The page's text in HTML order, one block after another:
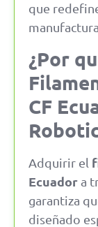
que
¿Por
CF
Adquirir el
Ecuadora
garantiza
diseñado